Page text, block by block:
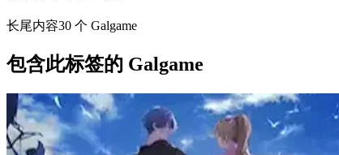
长尾内容30 个 Galgame
包含此标签的 Galgame